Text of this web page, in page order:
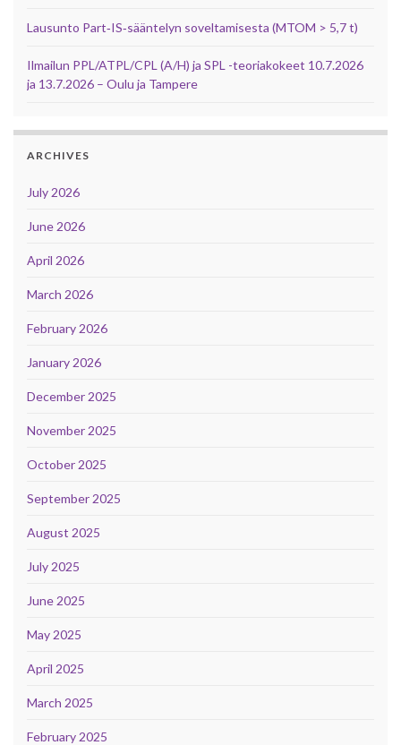
Lausunto Part‑IS‑sääntelyn soveltamisesta (MTOM > 5,7 t)
Ilmailun PPL/ATPL/CPL (A/H) ja SPL -teoriakokeet 10.7.2026
ja 13.7.2026 – Oulu ja Tampere
ARCHIVES
July 2026
June 2026
April 2026
March 2026
February 2026
January 2026
December 2025
November 2025
October 2025
September 2025
August 2025
July 2025
June 2025
May 2025
April 2025
March 2025
February 2025